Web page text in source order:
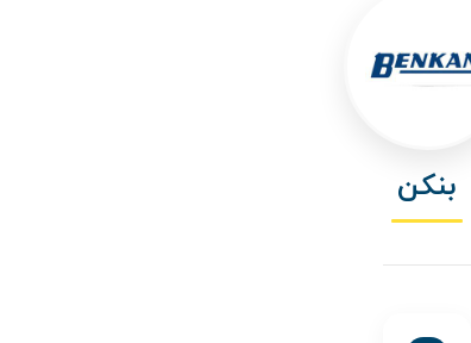
بنکن